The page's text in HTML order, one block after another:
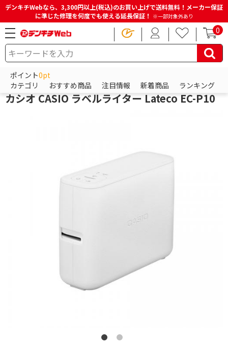
デンキチWebなら、3,300円以上(税込)のお買い上げで送料無料！メーカー保証
に準じた修理を何度でも使える延長保証！ ※一部対象外あり
0
ポイント0pt
カテゴリ
おすすめ商品 注目情報 新着商品 ランキング
HOME 商品一覧ページ 電子辞書・電話機・FAX・事務機器
カシオ計算機
カシオ CASIO ラベルライター Lateco EC-P10